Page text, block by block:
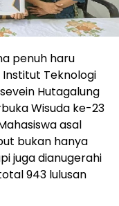
penuh haru
Teknologi
Hutagalung
Wisuda ke-23
asal
bukan hanya
juga dianugerahi
943 lulusan